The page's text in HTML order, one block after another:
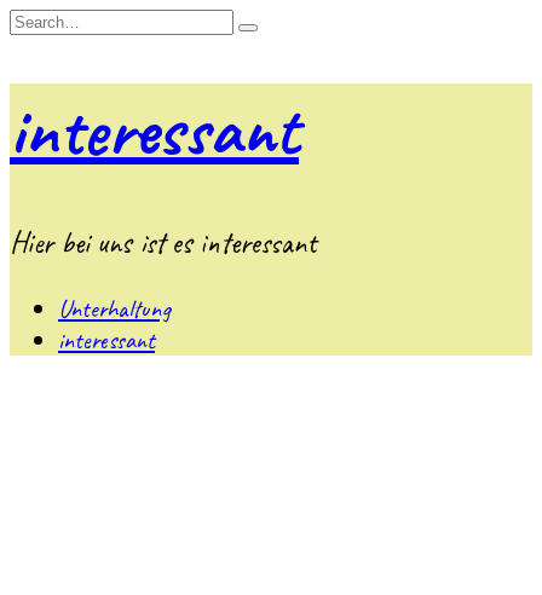
Skip
Search
interessant
Hier bei uns ist es interessant
Unterhaltung
interessant